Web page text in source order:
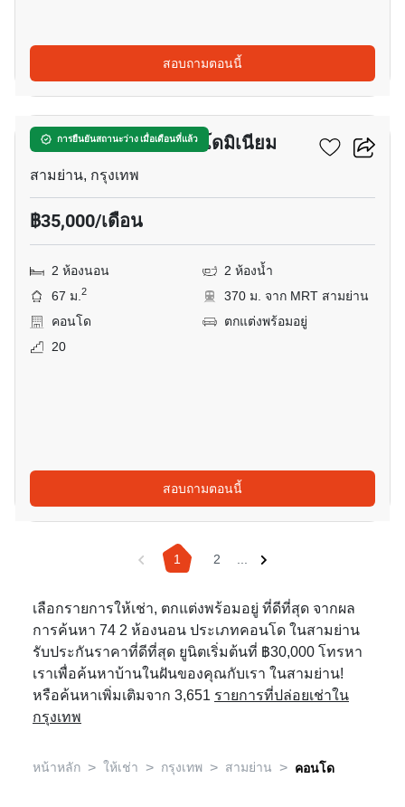
สอบถามตอนนี้
การยืนยันสถานะว่าง เมื่อเดือนที่แล้ว
11
วิช แอท สามย่าน คอนโดมิเนียม
สามย่าน, กรุงเทพ
฿35,000/เดือน
2 ห้องนอน
2 ห้องน้ำ
67 ม.2
370 ม. จาก MRT สามย่าน
คอนโด
ตกแต่งพร้อมอยู่
20
สอบถามตอนนี้
1 2 ...
เลือกรายการให้เช่า, ตกแต่งพร้อมอยู่ ที่ดีที่สุด จากผล
การค้นหา 74 2 ห้องนอน ประเภทคอนโด ในสามย่าน
รับประกันราคาที่ดีที่สุด ยูนิตเริ่มต้นที่ ฿30,000 โทรหา
เราเพื่อค้นหาบ้านในฝันของคุณกับเรา ในสามย่าน!
หรือค้นหาเพิ่มเติมจาก 3,651 รายการที่ปล่อยเช่าใน
กรุงเทพ
หน้าหลัก > ให้เช่า > กรุงเทพ > สามย่าน > คอนโด